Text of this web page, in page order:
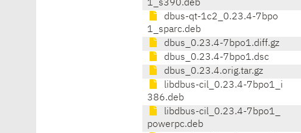
1_s390.deb
dbus-qt-1c2_0.23.4-7bpo
1_sparc.deb
dbus_0.23.4-7bpo1.diff.gz
dbus_0.23.4-7bpo1.dsc
dbus_0.23.4.orig.tar.gz
libdbus-cil_0.23.4-7bpo1_i
386.deb
libdbus-cil_0.23.4-7bpo1_
powerpc.deb